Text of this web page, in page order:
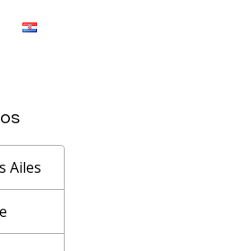
Ailes